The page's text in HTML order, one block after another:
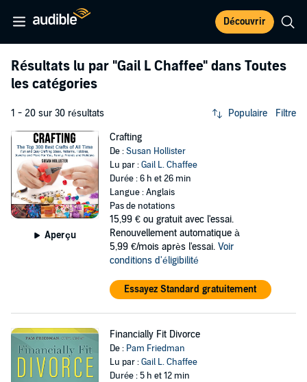
Découvrir
Résultats lu par "Gail L Chaffee" dans Toutes
les catégories
1 - 20 sur 30 résultats Populaire Filtre
Aperçu
Crafting
De :Susan Hollister
Lu par :Gail L. Chaffee
Durée : 6 h et 26 min
Langue : Anglais
Pas de notations
15,99 € ou gratuit avec l'essai.
Renouvellement automatique à
5,99 €/mois après l'essai. Voir
conditions d'éligibilité
Essayez Standard gratuitement
Financially Fit Divorce
De : Pam Friedman
Lu par :Gail L. Chaffee
Durée : 5 h et 12 min